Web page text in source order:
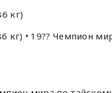
кг)
кг) • 19?? Чемпион